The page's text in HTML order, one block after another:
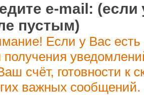
e-mail: (если
пустым)
Если у Вас
получения
счёт, готовности к
важных сообщений.